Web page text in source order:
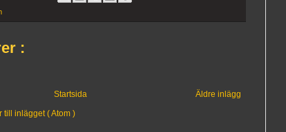
:
Äldre inlägg
Startsida
till inlägget ( Atom )